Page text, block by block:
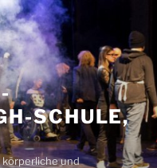
SCHULE,
und